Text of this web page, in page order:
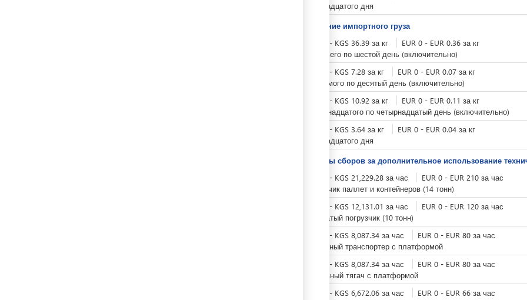
с пятнадцатого дня
Хранение импортного груза
- KGS 36.39 за кг EUR 0 - EUR 0.36 за кг
с третьего по шестой день (включительно)
- KGS 7.28 за кг EUR 0 - EUR 0.07 за кг
с седьмого по десятый день (включительно)
- KGS 10.92 за кг EUR 0 - EUR 0.11 за кг
с одиннадцатого по четырнадцатый день (включительно)
- KGS 3.64 за кг EUR 0 - EUR 0.04 за кг
с пятнадцатого дня
Тарифы сборов за дополнительное использование
- KGS 21,229.28 за час EUR 0 - EUR 210 за час
Погрузчик паллет и контейнеров (14 тонн)
- KGS 12,131.01 за час EUR 0 - EUR 120 за час
Вильчатый погрузчик (10 тонн)
- KGS 8,087.34 за час EUR 0 - EUR 80 за час
Ленточный транспортер с платформой
- KGS 8,087.34 за час EUR 0 - EUR 80 за час
Дизельный тягач с платформой
- KGS 6,672.06 за час EUR 0 - EUR 66 за час